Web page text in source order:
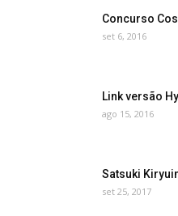
Concurso
set 6, 2016
Link versão
ago 15, 2016
Satsuki
set 25, 2017